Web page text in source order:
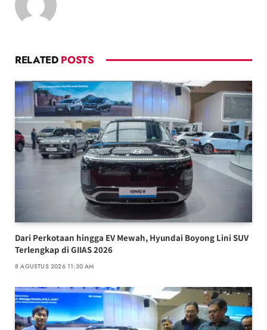
RELATED POSTS
Dari Perkotaan hingga EV Mewah, Hyundai Boyong Lini SUV
Terlengkap di GIIAS 2026
8 AGUSTUS 2026 11:30 AM